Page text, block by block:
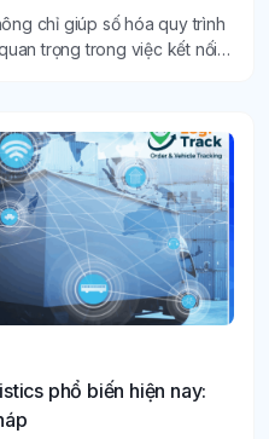
chỉ giúp số hóa quy trình
trọng trong việc kết nối
phổ biến hiện nay: